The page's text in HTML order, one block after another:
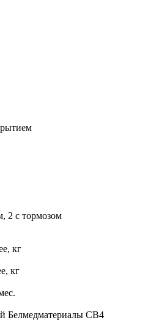
2 с тормозом
кг
кг
Белмедматериалы СВ4